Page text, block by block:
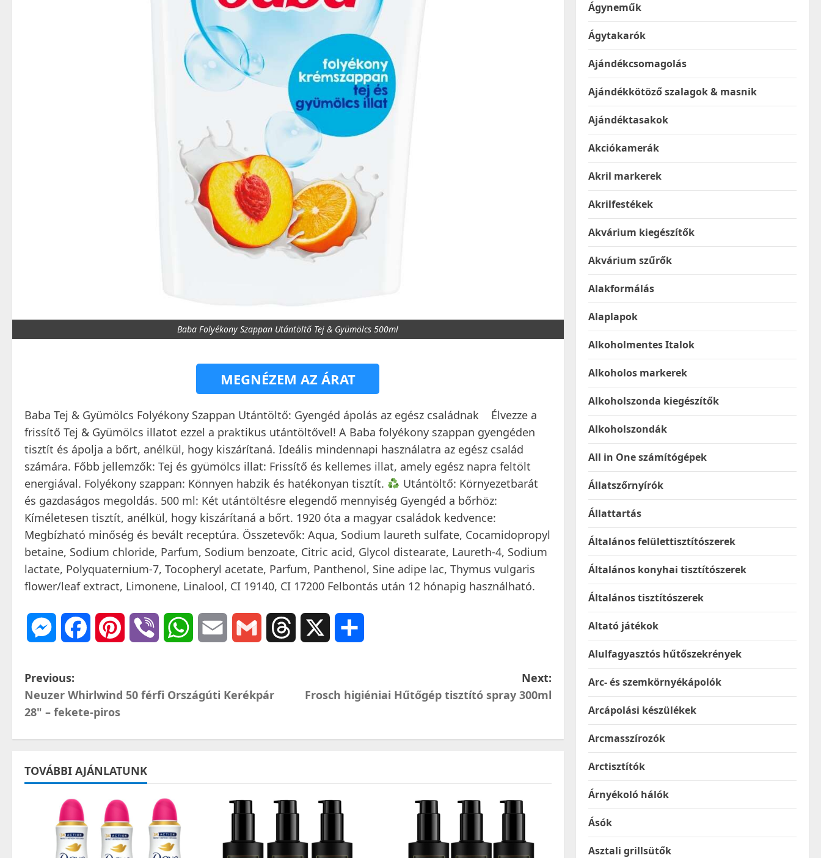
Baba Folyékony Szappan Utántöltő Tej & Gyümölcs 500ml
MEGNÉZEM AZ ÁRAT
Baba Tej & Gyümölcs Folyékony Szappan Utántöltő: Gyengéd ápolás az egész családnak ‍ ‍ ‍ Élvezze a
frissítő Tej & Gyümölcs illatot ezzel a praktikus utántöltővel! A Baba folyékony szappan gyengéden
tisztít és ápolja a bőrt, anélkül, hogy kiszárítaná. Ideális mindennapi használatra az egész család
számára. Főbb jellemzők: Tej és gyümölcs illat: Frissítő és kellemes illat, amely egész napra feltölt
energiával. Folyékony szappan: Könnyen habzik és hatékonyan tisztít.
Utántöltő: Környezetbarát
és gazdaságos megoldás. 500 ml: Két utántöltésre elegendő mennyiség Gyengéd a bőrhöz:
Kíméletesen tisztít, anélkül, hogy kiszárítaná a bőrt. 1920 óta a magyar családok kedvence:
Megbízható minőség és bevált receptúra. Összetevők: Aqua, Sodium laureth sulfate, Cocamidopropyl
betaine, Sodium chloride, Parfum, Sodium benzoate, Citric acid, Glycol distearate, Laureth-4, Sodium
lactate, Polyquaternium-7, Tocopheryl acetate, Parfum, Panthenol, Sine adipe lac, Thymus vulgaris
flower/leaf extract, Limonene, Linalool, CI 19140, CI 17200 Felbontás után 12 hónapig használható.
MessengerFacebookPinterest Viber WhatsAppEmail Gmail Threads
P
o
s
n
Previous:
Neuzer Whirlwind 50 férfi Országúti Kerékpár
28" – fekete-piros
Next:
Frosch higiéniai Hűtőgép tisztító spray 300ml
TOVÁBBI AJÁNLATUNK
Ágyneműk
Ágytakarók
Ajándékcsomagolás
Ajándékkötöző szalagok & masnik
Ajándéktasakok
Akciókamerák
Akril markerek
Akrilfestékek
Akvárium kiegészítők
Akvárium szűrők
Alakformálás
Alaplapok
Alkoholmentes Italok
Alkoholos markerek
Alkoholszonda kiegészítők
Alkoholszondák
All in One számítógépek
Állatszőrnyírók
Állattartás
Általános felülettisztítószerek
Általános konyhai tisztítószerek
Általános tisztítószerek
Altató játékok
Alulfagyasztós hűtőszekrények
Arc- és szemkörnyékápolók
Arcápolási készülékek
Arcmasszírozók
Arctisztítók
Árnyékoló hálók
Ásók
Asztali grillsütők